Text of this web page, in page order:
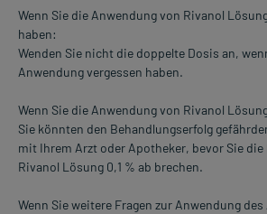
Wenn Sie die Anwendung von Rivanol
haben:
Wenden Sie nicht die doppelte Dosis an,
Anwendung vergessen haben.
Wenn Sie die Anwendung von Rivanol
Sie könnten den Behandlungserfolg
mit Ihrem Arzt oder Apotheker, bevor Sie
Rivanol Lösung 0,1 % ab brechen.
Wenn Sie weitere Fragen zur Anwendung